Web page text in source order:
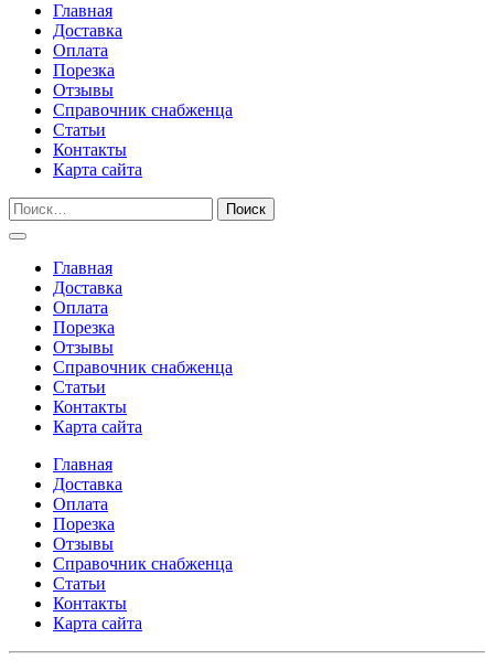
Главная
Доставка
Оплата
Порезка
Отзывы
Справочник снабженца
Статьи
Контакты
Карта сайта
Главная
Доставка
Оплата
Порезка
Отзывы
Справочник снабженца
Статьи
Контакты
Карта сайта
Главная
Доставка
Оплата
Порезка
Отзывы
Справочник снабженца
Статьи
Контакты
Карта сайта